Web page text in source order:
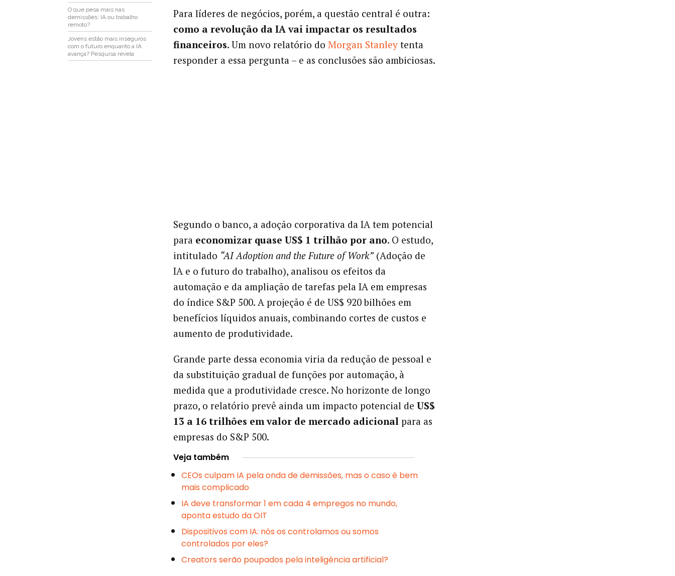
O que pesa mais nas
demissões: IA ou trabalho
remoto?
Jovens estão mais inseguros
com o futuro enquanto a IA
avança? Pesquisa revela
Para líderes de negócios, porém, a questão central é outra:
como a revolução da IA vai impactar os resultados
financeiros. Um novo relatório do Morgan Stanleytenta
responder a essa pergunta – e as conclusões são ambiciosas.
Segundo o banco, a adoção corporativa da IA tem potencial
para economizar quase US$ 1 trilhão por ano. O estudo,
intitulado “AI Adoption and the Future of Work”(Adoção de
IA e o futuro do trabalho), analisou os efeitos da
automação e da ampliação de tarefas pela IA em empresas
do índice S&P 500. A projeção é de US$ 920 bilhões em
benefícios líquidos anuais, combinando cortes de custos e
aumento de produtividade.
Grande parte dessa economia viria da redução de pessoal e
da substituição gradual de funções por automação, à
medida que a produtividade cresce. No horizonte de longo
prazo, o relatório prevê ainda um impacto potencial de US$
13 a 16 trilhões em valor de mercado adicionalpara as
empresas do S&P 500.
Veja também
CEOs culpam IA pela onda de demissões, mas o caso é bem
mais complicado
IA deve transformar 1 em cada 4 empregos no mundo,
aponta estudo da OIT
Dispositivos com IA: nós os controlamos ou somos
controlados por eles?
Creators serão poupados pela inteligência artificial?